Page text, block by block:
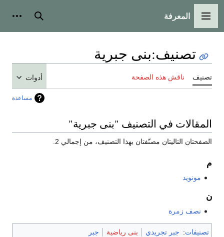
القائمة الرئيسية
المعرفة بحث
تصنيف:بنى جبرية
تصنيف ناقش هذه الصفحة أدوات
مساعدة
المقالات في التصنيف "بنى جبرية"
الصفحتان التاليتان مصنّفتان بهذا التصنيف، من إجمالي 2.
م
مونويد
ن
نصف زمرة
تصنيفات: جبر تجريدي بنى رياضية جبر